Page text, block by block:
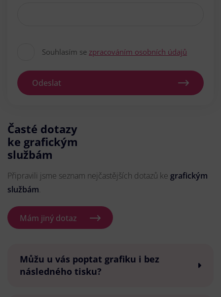
Souhlasím se zpracováním osobních údajů
Odeslat
Časté dotazy
ke grafickým
službám
Připravili jsme seznam nejčastějších dotazů ke grafickým
službám.
Mám jiný dotaz
Můžu u vás poptat grafiku i bez
následného tisku?